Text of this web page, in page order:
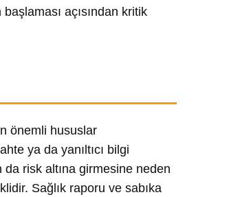
açısından kritik
önemli hususlar
ya da yanıltıcı bilgi
risk altına girmesine neden
Sağlık raporu ve sabıka